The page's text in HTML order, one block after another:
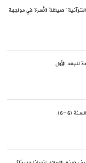
صياغةَ الأسرة في مواجهة
للبعد الأول
(6-6)